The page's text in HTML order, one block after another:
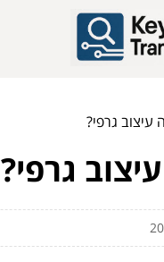
עיצוב גרפי?
גרפי?